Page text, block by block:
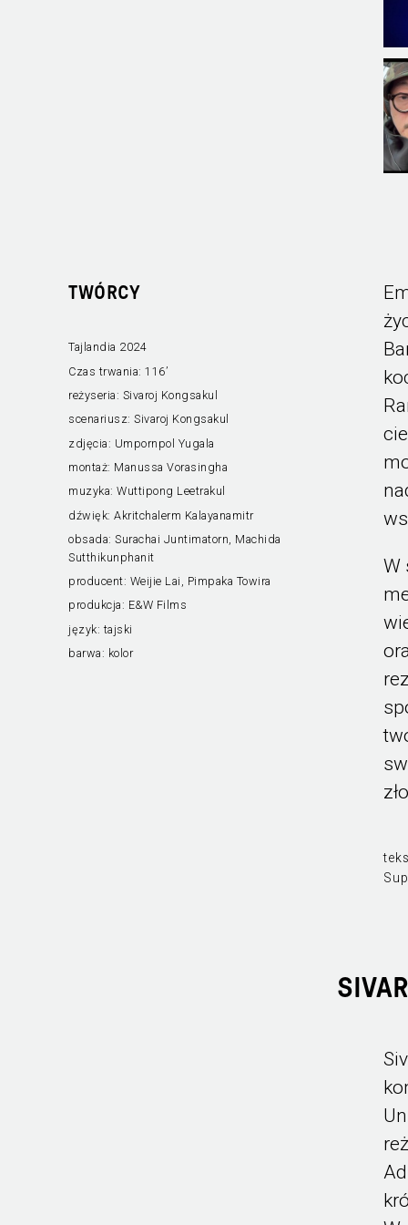
TWÓRCY
Tajlandia 2024
Czas trwania: 116’
reżyseria: Sivaroj Kongsakul
scenariusz:Sivaroj Kongsakul
zdjęcia: Umpornpol Yugala
montaż: Manussa Vorasingha
muzyka:Wuttipong Leetrakul
dźwięk:Akritchalerm Kalayanamitr
obsada:Surachai Juntimatorn, Machida
Sutthikunphanit
producent: Weijie Lai, Pimpaka Towira
produkcja: E&W Films
język: tajski
barwa: kolor
W